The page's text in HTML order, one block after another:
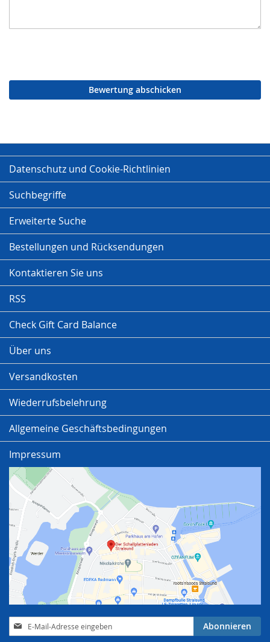
Bewertung abschicken
Datenschutz und Cookie-Richtlinien
Suchbegriffe
Erweiterte Suche
Bestellungen und Rücksendungen
Kontaktieren Sie uns
RSS
Check Gift Card Balance
Über uns
Versandkosten
Wiederrufsbelehrung
Allgemeine Geschäftsbedingungen
Impressum
Anmeldung
zum
Abonnieren